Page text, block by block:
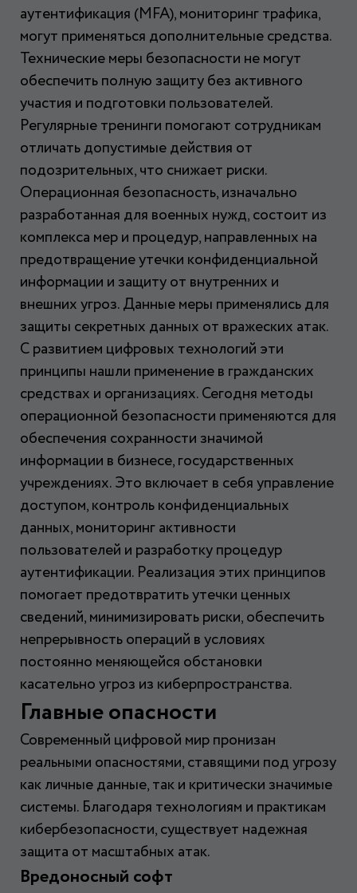
аутентификация (MFA), мониторинг трафика,
могут применяться дополнительные средства.
Технические меры безопасности не могут
обеспечить полную защиту без активного
участия и подготовки пользователей.
Регулярные тренинги помогают сотрудникам
отличать допустимые действия от
подозрительных, что снижает риски.
Операционная безопасность, изначально
разработанная для военных нужд, состоит из
комплекса мер и процедур, направленных на
предотвращение утечки конфиденциальной
информации и защиту от внутренних и
внешних угроз. Данные меры применялись для
защиты секретных данных от вражеских атак.
С развитием цифровых технологий эти
принципы нашли применение в гражданских
средствах и организациях. Сегодня методы
операционной безопасности применяются для
обеспечения сохранности значимой
информации в бизнесе, государственных
учреждениях. Это включает в себя управление
доступом, контроль конфиденциальных
данных, мониторинг активности
пользователей и разработку процедур
аутентификации. Реализация этих принципов
помогает предотвратить утечки ценных
сведений, минимизировать риски, обеспечить
непрерывность операций в условиях
постоянно меняющейся обстановки
касательно угроз из киберпространства.
Главные опасности
Современный цифровой мир пронизан
реальными опасностями, ставящими под угрозу
как личные данные, так и критически значимые
системы. Благодаря технологиям и практикам
кибербезопасности, существует надежная
защита от масштабных атак.
Вредоносный софт